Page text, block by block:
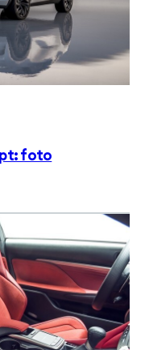
foto